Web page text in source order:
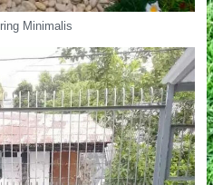
Minimalis